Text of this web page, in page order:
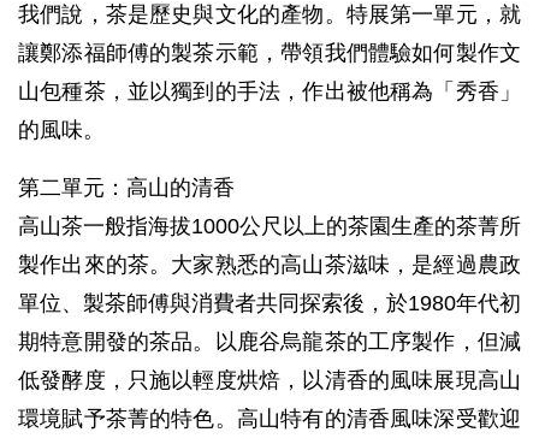
我們說，茶是歷史與文化的產物。特展第一單元，就
讓鄭添福師傅的製茶示範，帶領我們體驗如何製作文
山包種茶，並以獨到的手法，作出被他稱為「秀香」
的風味。
第二單元：高山的清香
高山茶一般指海拔1000公尺以上的茶園生產的茶菁所
製作出來的茶。大家熟悉的高山茶滋味，是經過農政
單位、製茶師傅與消費者共同探索後，於1980年代初
期特意開發的茶品。以鹿谷烏龍茶的工序製作，但減
低發酵度，只施以輕度烘焙，以清香的風味展現高山
環境賦予茶菁的特色。高山特有的清香風味深受歡迎